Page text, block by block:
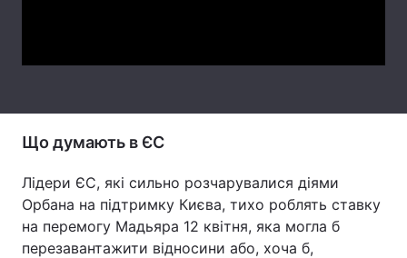
Що думають в ЄС
Лідери ЄС, які сильно розчарувалися діями
Орбана на підтримку Києва, тихо роблять ставку
на перемогу Мадьяра 12 квітня, яка могла б
перезавантажити відносини або, хоча б,